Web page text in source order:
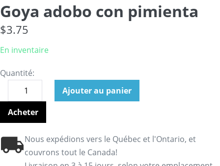
Goya adobo con pimienta
$3.75
En inventaire
Quantité:
Ajouter au panier
Acheter
Nous expédions vers le Québec et l'Ontario, et
couvrons tout le Canada!